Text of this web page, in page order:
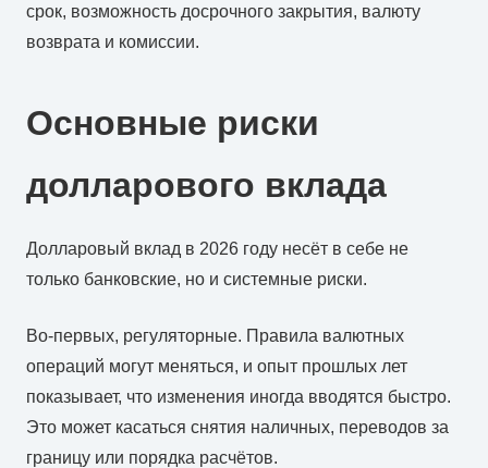
срок, возможность досрочного закрытия, валюту
возврата и комиссии.
Основные риски
долларового вклада
Долларовый вклад в 2026 году несёт в себе не
только банковские, но и системные риски.
Во-первых, регуляторные. Правила валютных
операций могут меняться, и опыт прошлых лет
показывает, что изменения иногда вводятся быстро.
Это может касаться снятия наличных, переводов за
границу или порядка расчётов.